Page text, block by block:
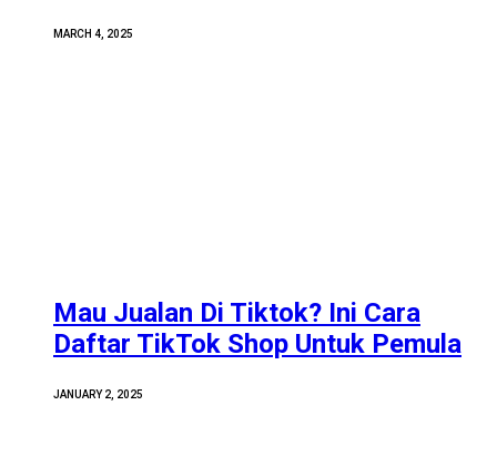
MARCH 4, 2025
Mau Jualan Di Tiktok? Ini Cara
Daftar TikTok Shop Untuk Pemula
JANUARY 2, 2025